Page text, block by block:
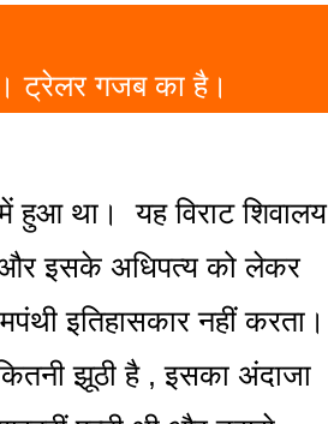
ट्रेलर गजब का है।
हुआ था। यह विराट शिवालय
इसके अधिपत्य को लेकर
इतिहासकार नहीं करता।
झूठी है , इसका अंदाजा